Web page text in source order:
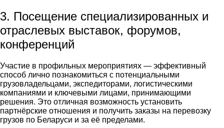
3. Посещение специализированных и
отраслевых выставок, форумов,
конференций
Участие в профильных мероприятиях — эффективный
способ лично познакомиться с потенциальными
грузовладельцами, экспедиторами, логистическими
компаниями и ключевыми лицами, принимающими
решения. Это отличная возможность установить
партнёрские отношения и получить заказы на перевозку
грузов по Беларуси и за её пределами.